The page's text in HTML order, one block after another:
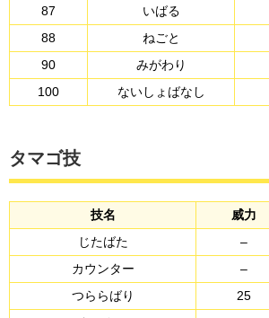
87
いばる
88
ねごと
90
みがわり
100
ないしょばなし
タマゴ技
技名 威力
じたばた
–
カウンター
–
つららばり
25